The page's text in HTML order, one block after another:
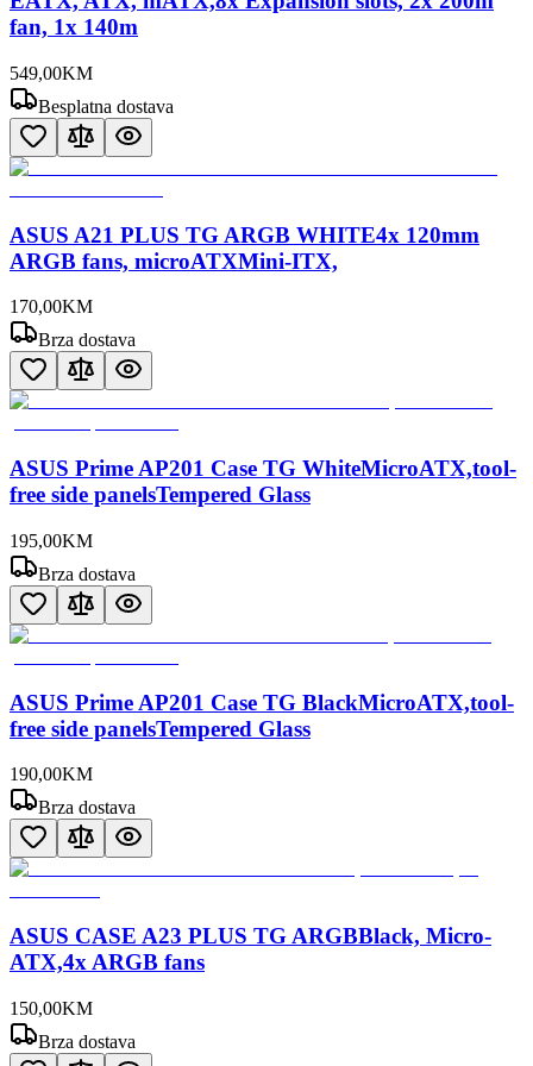
fan, 1x 140m
549,00KM
Besplatna dostava
ASUS A21 PLUS TG ARGB WHITE4x 120mm
ARGB fans, microATXMini-ITX,
170,00KM
Brza dostava
ASUS Prime AP201 Case TG WhiteMicroATX,tool-
free side panelsTempered Glass
195,00KM
Brza dostava
ASUS Prime AP201 Case TG BlackMicroATX,tool-
free side panelsTempered Glass
190,00KM
Brza dostava
ASUS CASE A23 PLUS TG ARGBBlack, Micro-
ATX,4x ARGB fans
150,00KM
Brza dostava